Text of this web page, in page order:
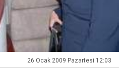
26 Ocak 2009 Pazartesi 12:03